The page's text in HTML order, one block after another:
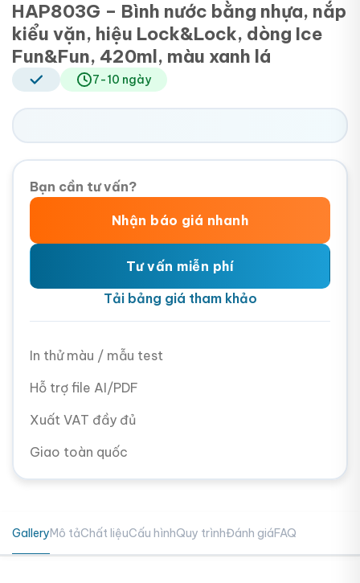
HAP803G – Bình nước bằng nhựa, nắp
kiểu vặn, hiệu Lock&Lock, dòng Ice
Fun&Fun, 420ml, màu xanh lá
7-10 ngày
Bạn cần tư vấn?
Nhận báo giá nhanh
Tư vấn miễn phí
Tải bảng giá tham khảo
In thử màu / mẫu test
Hỗ trợ file AI/PDF
Xuất VAT đầy đủ
Giao toàn quốc
GalleryMô tảChất liệuCấu hìnhQuy trìnhĐánh giáFAQ